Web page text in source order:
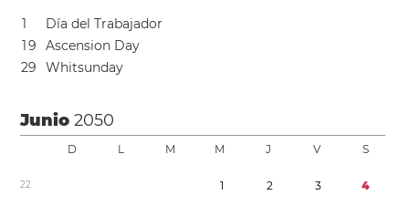
1
Día del Trabajador
19
Ascension Day
29 Whitsunday
Junio2050
D L M M J V S
22 1 2 3 4